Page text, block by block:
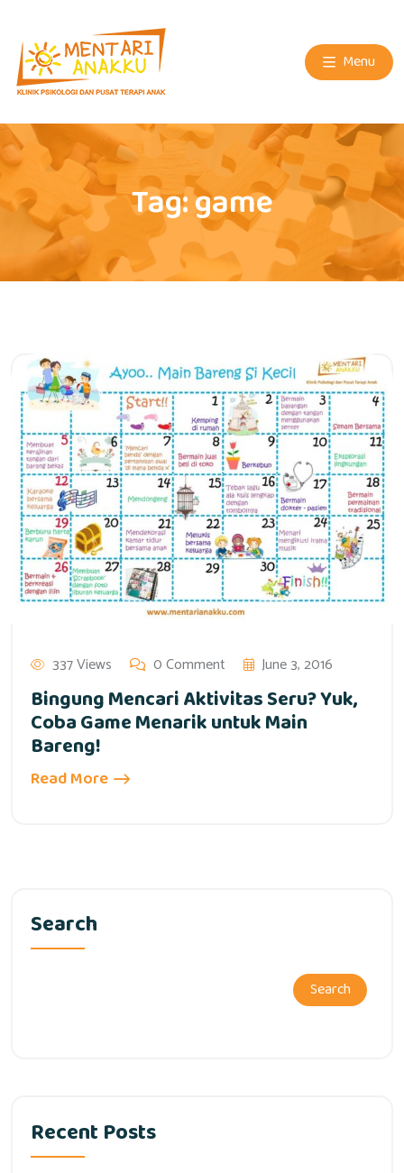
Menu
Tag:game
337 Views 0 Comment June 3, 2016
Bingung Mencari Aktivitas Seru? Yuk,
Coba Game Menarik untuk Main
Bareng!
Read More
Search
Search
Recent Posts